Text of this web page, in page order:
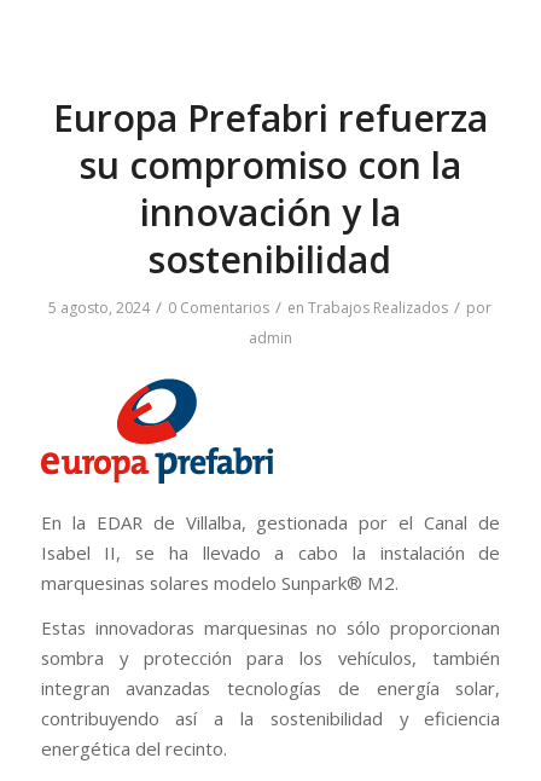
Europa Prefabri refuerza
su compromiso con la
innovación y la
sostenibilidad
5 agosto, 2024 / 0 Comentarios / enTrabajos Realizados / por
admin
En la EDAR de Villalba, gestionada por el Canal de
Isabel II, se ha llevado a cabo la instalación de
marquesinas solares modelo Sunpark® M2.
Estas innovadoras marquesinas no sólo proporcionan
sombra y protección para los vehículos, también
integran avanzadas tecnologías de energía solar,
contribuyendo así a la sostenibilidad y eficiencia
energética del recinto.